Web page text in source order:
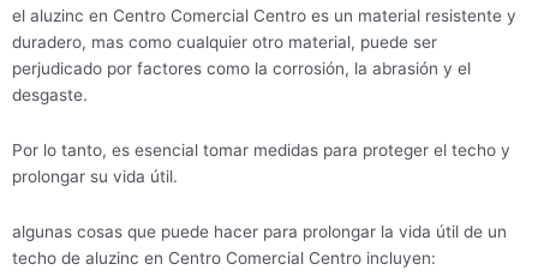
el aluzinc en Centro Comercial Centro es un material resistente y
duradero, mas como cualquier otro material, puede ser
perjudicado por factores como la corrosión, la abrasión y el
desgaste.
Por lo tanto, es esencial tomar medidas para proteger el techo y
prolongar su vida útil.
algunas cosas que puede hacer para prolongar la vida útil de un
techo de aluzinc en Centro Comercial Centro incluyen: